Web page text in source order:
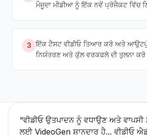
ਮੌਜੂਦਾ ਮੀਡੀਆ ਨੂੰ ਇੱਕ ਨਵੇਂ ਪ੍ਰੋਜੈਕਟ ਵਿੱਚ
3 ਇੱਕ ਟੈਸਟ ਵੀਡੀਓ ਤਿਆਰ ਕਰੋ ਅਤੇ
ਨਿਯੰਤਰਣ ਅਤੇ ਕੁੱਲ ਵਰਕਫਲੋ ਦੀ ਤੁਲਨਾ
“ਵੀਡੀਓ ਉਤਪਾਦਨ ਨੂੰ ਵਧਾਉਣ ਅਤੇ
ਲਈ VideoGen ਸ਼ਾਨਦਾਰ ਹੈ... ਵੀਡੀਓ